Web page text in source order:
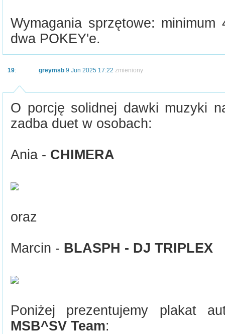
Wymagania sprzętowe:
dwa POKEY'e.
19: greymsb 9 Jun 2025 17:22 zmieniony
O porcję solidnej dawki muzyki
zadba duet w osobach:
Ania - CHIMERA
oraz
Marcin - BLASPH - DJ TRIPLEX
Poniżej prezentujemy plakat
MSB^SV Team: